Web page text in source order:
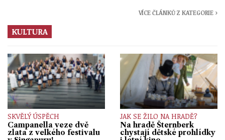
VÍCE ČLÁNKŮ Z KATEGORIE ›
KULTURA
SKVĚLÝ ÚSPĚCH
Campanella veze dvě
zlata z velkého festivalu
JAK SE ŽILO NA HRADĚ?
Na hradě Šternberk
chystají dětské prohlídky